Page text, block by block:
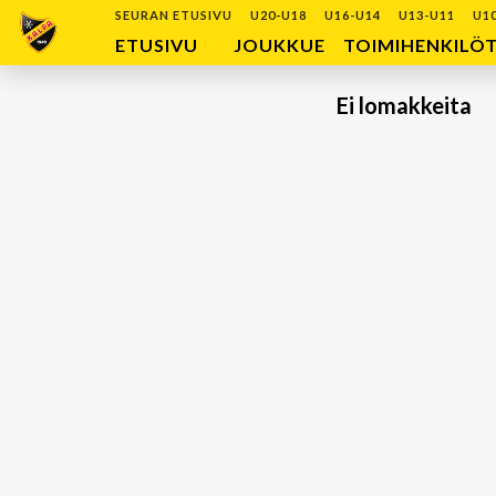
SEURAN ETUSIVU U20-U18 U16-U14 U13-U11
ETUSIVU JOUKKUE TOIMIHENKILÖT
Ei lomakkeita